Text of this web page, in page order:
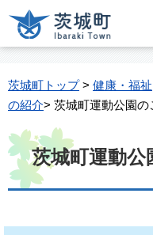
茨城町トップ> 健康・福祉
の紹介> 茨城町運動公園の
茨城町運動公